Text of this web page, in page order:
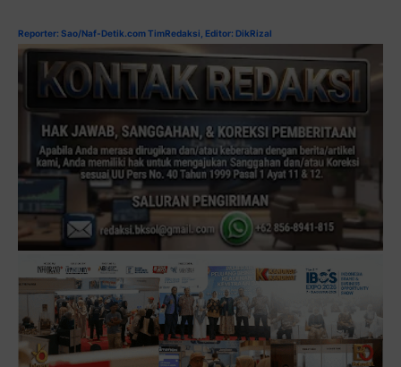
Reporter: Sao/Naf-Detik.com TimRedaksi, Editor: DikRizal